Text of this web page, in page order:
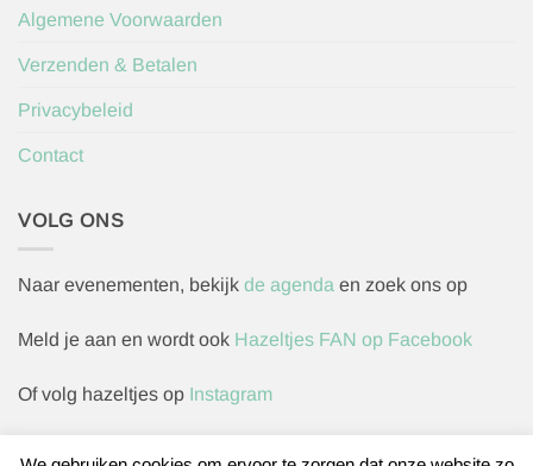
Algemene Voorwaarden
Verzenden & Betalen
Privacybeleid
Contact
VOLG ONS
Naar evenementen, bekijk de agenda en zoek ons op
Meld je aan en wordt ook Hazeltjes FAN op Facebook
Of volg hazeltjes op Instagram